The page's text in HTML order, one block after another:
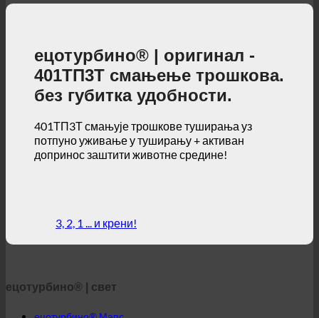
ецотурбино® | оригинал -
401ТП3Т смањење трошкова.
без губитка удобности.
401ТП3Т смањује трошкове туширања уз
потпуно уживање у туширању + активан
допринос заштити животне средине!
3, 2, 1 ... и крени!
ецотурбино® | свет